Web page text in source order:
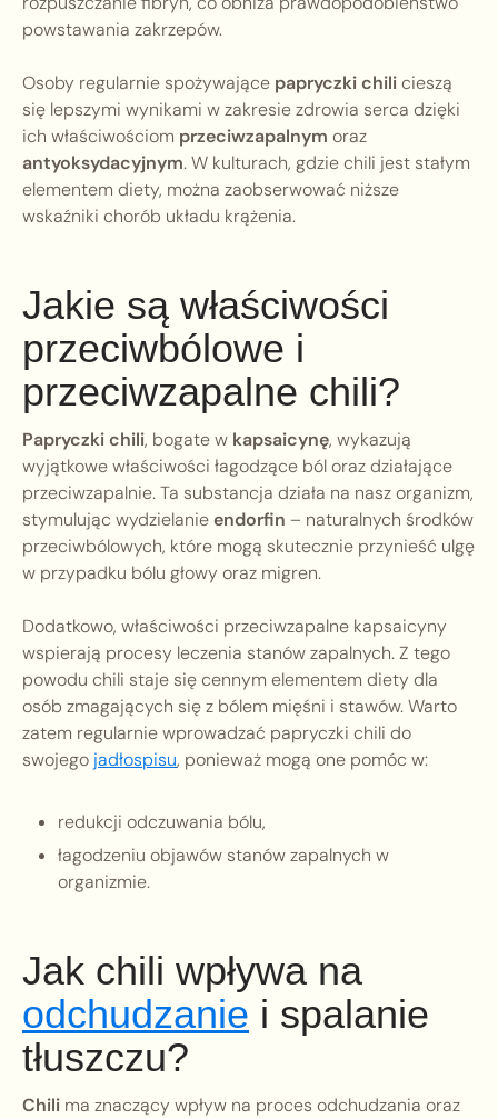
powstawania zakrzepów.
Osoby regularnie spożywające papryczki chilicieszą
się lepszymi wynikami w zakresie zdrowia serca dzięki
ich właściwościom przeciwzapalnym oraz
antyoksydacyjnym. W kulturach, gdzie chili jest stałym
elementem diety, można zaobserwować niższe
wskaźniki chorób układu krążenia.
Jakie są właściwości
przeciwbólowe i
przeciwzapalne chili?
Papryczki chili, bogate w kapsaicynę, wykazują
wyjątkowe właściwości łagodzące ból oraz działające
przeciwzapalnie. Ta substancja działa na nasz organizm,
stymulując wydzielanieendorfin – naturalnych środków
przeciwbólowych, które mogą skutecznie przynieść ulgę
w przypadku bólu głowy oraz migren.
Dodatkowo, właściwości przeciwzapalne kapsaicyny
wspierają procesy leczenia stanów zapalnych. Z tego
powodu chili staje się cennym elementem diety dla
osób zmagających się z bólem mięśni i stawów. Warto
zatem regularnie wprowadzać papryczki chili do
swojego jadłospisu, ponieważ mogą one pomóc w:
redukcji odczuwania bólu,
łagodzeniu objawów stanów zapalnych w
organizmie.
Jak chili wpływa na
odchudzanie i spalanie
tłuszczu?
Chili ma znaczący wpływ na proces odchudzania oraz